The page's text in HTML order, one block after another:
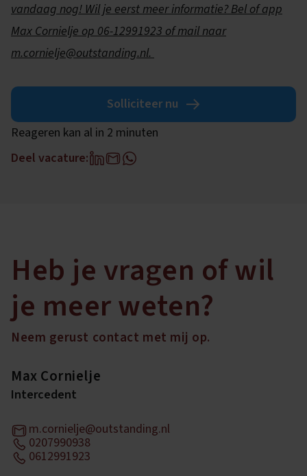
vandaag nog! Wil je eerst meer informatie? Bel of app
Max Cornielje op 06-12991923 of mail naar
m.cornielje@outstanding.nl.
Solliciteer nu
Reageren kan al in 2 minuten
Deel vacature:
Heb je vragen of wil
je meer weten?
Neem gerust contact met mij op.
Max Cornielje
Intercedent
m.cornielje@outstanding.nl
0207990938
0612991923